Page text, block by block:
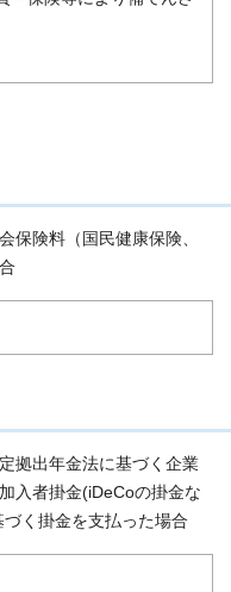
保険料（国民健康保険、
拠出年金法に基づく企業
入者掛金(iDeCoの掛金な
く掛金を支払った場合